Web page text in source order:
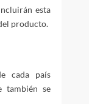
esta
producto.
cada país
también se